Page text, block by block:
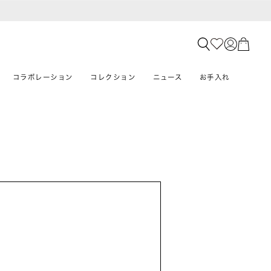
コラボレーション コレクション ニュース お手入れ